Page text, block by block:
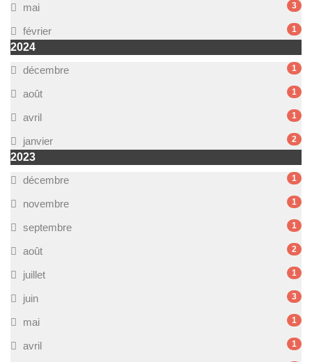
mai 3
février 1
2024
décembre
1
août 1
avril 1
janvier 2
2023
décembre
1
novembre 1
septembre 1
août 2
juillet 1
juin 3
mai 1
avril 1